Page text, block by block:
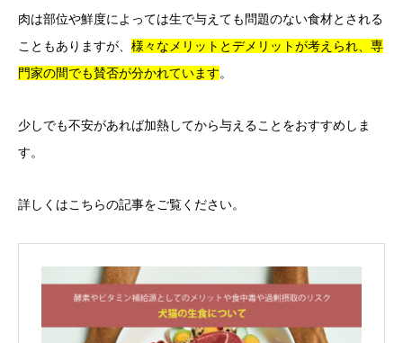
肉は部位や鮮度によっては生で与えても問題のない食材とされる
こともありますが、 様々なメリットとデメリットが考えられ、専
門家の間でも賛否が分かれています。
少しでも不安があれば加熱してから与えることをおすすめしま
す。
詳しくはこちらの記事をご覧ください。